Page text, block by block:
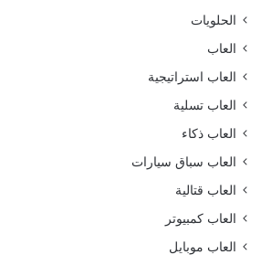
الحلويات
العاب
العاب استراتيجية
العاب تسلية
العاب ذكاء
العاب سباق سيارات
العاب قتالية
العاب كمبيوتر
العاب موبايل